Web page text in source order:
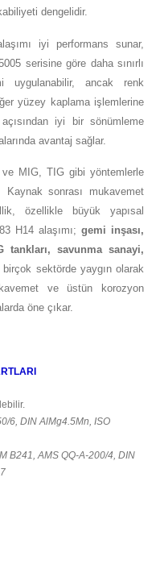
dengelidir.
iyi performans sunar,
serisine göre daha sınırlı
uygulanabilir, ancak renk
yüzey kaplama işlemlerine
açısından iyi bir sönümleme
avantaj sağlar.
MIG, TIG gibi yöntemlerle
sonrası mukavemet
özellikle büyük yapısal
H14 alaşımı; gemi inşası,
tankları, savunma sanayi,
birçok sektörde yaygın olarak
ve üstün korozyon
öne çıkar.
6, DIN AlMg4.5Mn, ISO
B241, AMS QQ-A-200/4, DIN